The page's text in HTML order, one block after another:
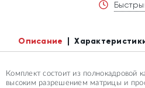
Описание
Комплект состоит из полнокадровой
высоким разрешением матрицы и